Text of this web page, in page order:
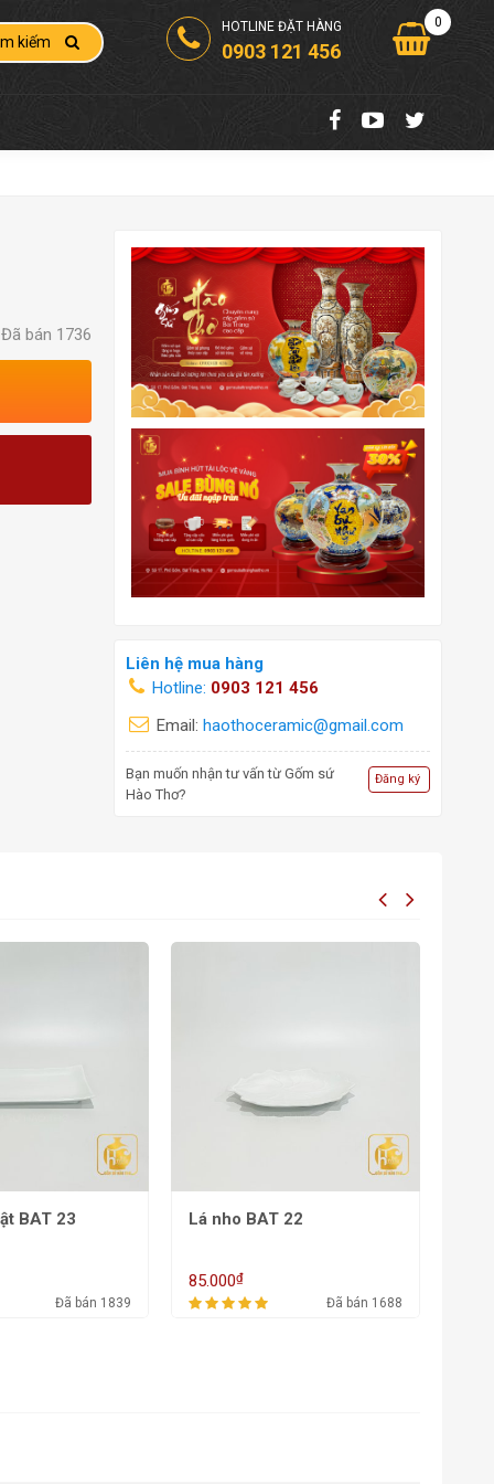
kiếm
HOTLINE ĐẶT HÀNG
0903 121 456
0
Đã bán 1736
Liên hệ mua hàng
Hotline: 0903 121 456
Email:haothoceramic@gmail.com
Bạn muốn nhận tư vấn từ Gốm sứ
Hào Thơ?
Đăng ký
22
Đã bán 1688
Bầu dục múi BAT 21
85.000₫
Đã bán 1827